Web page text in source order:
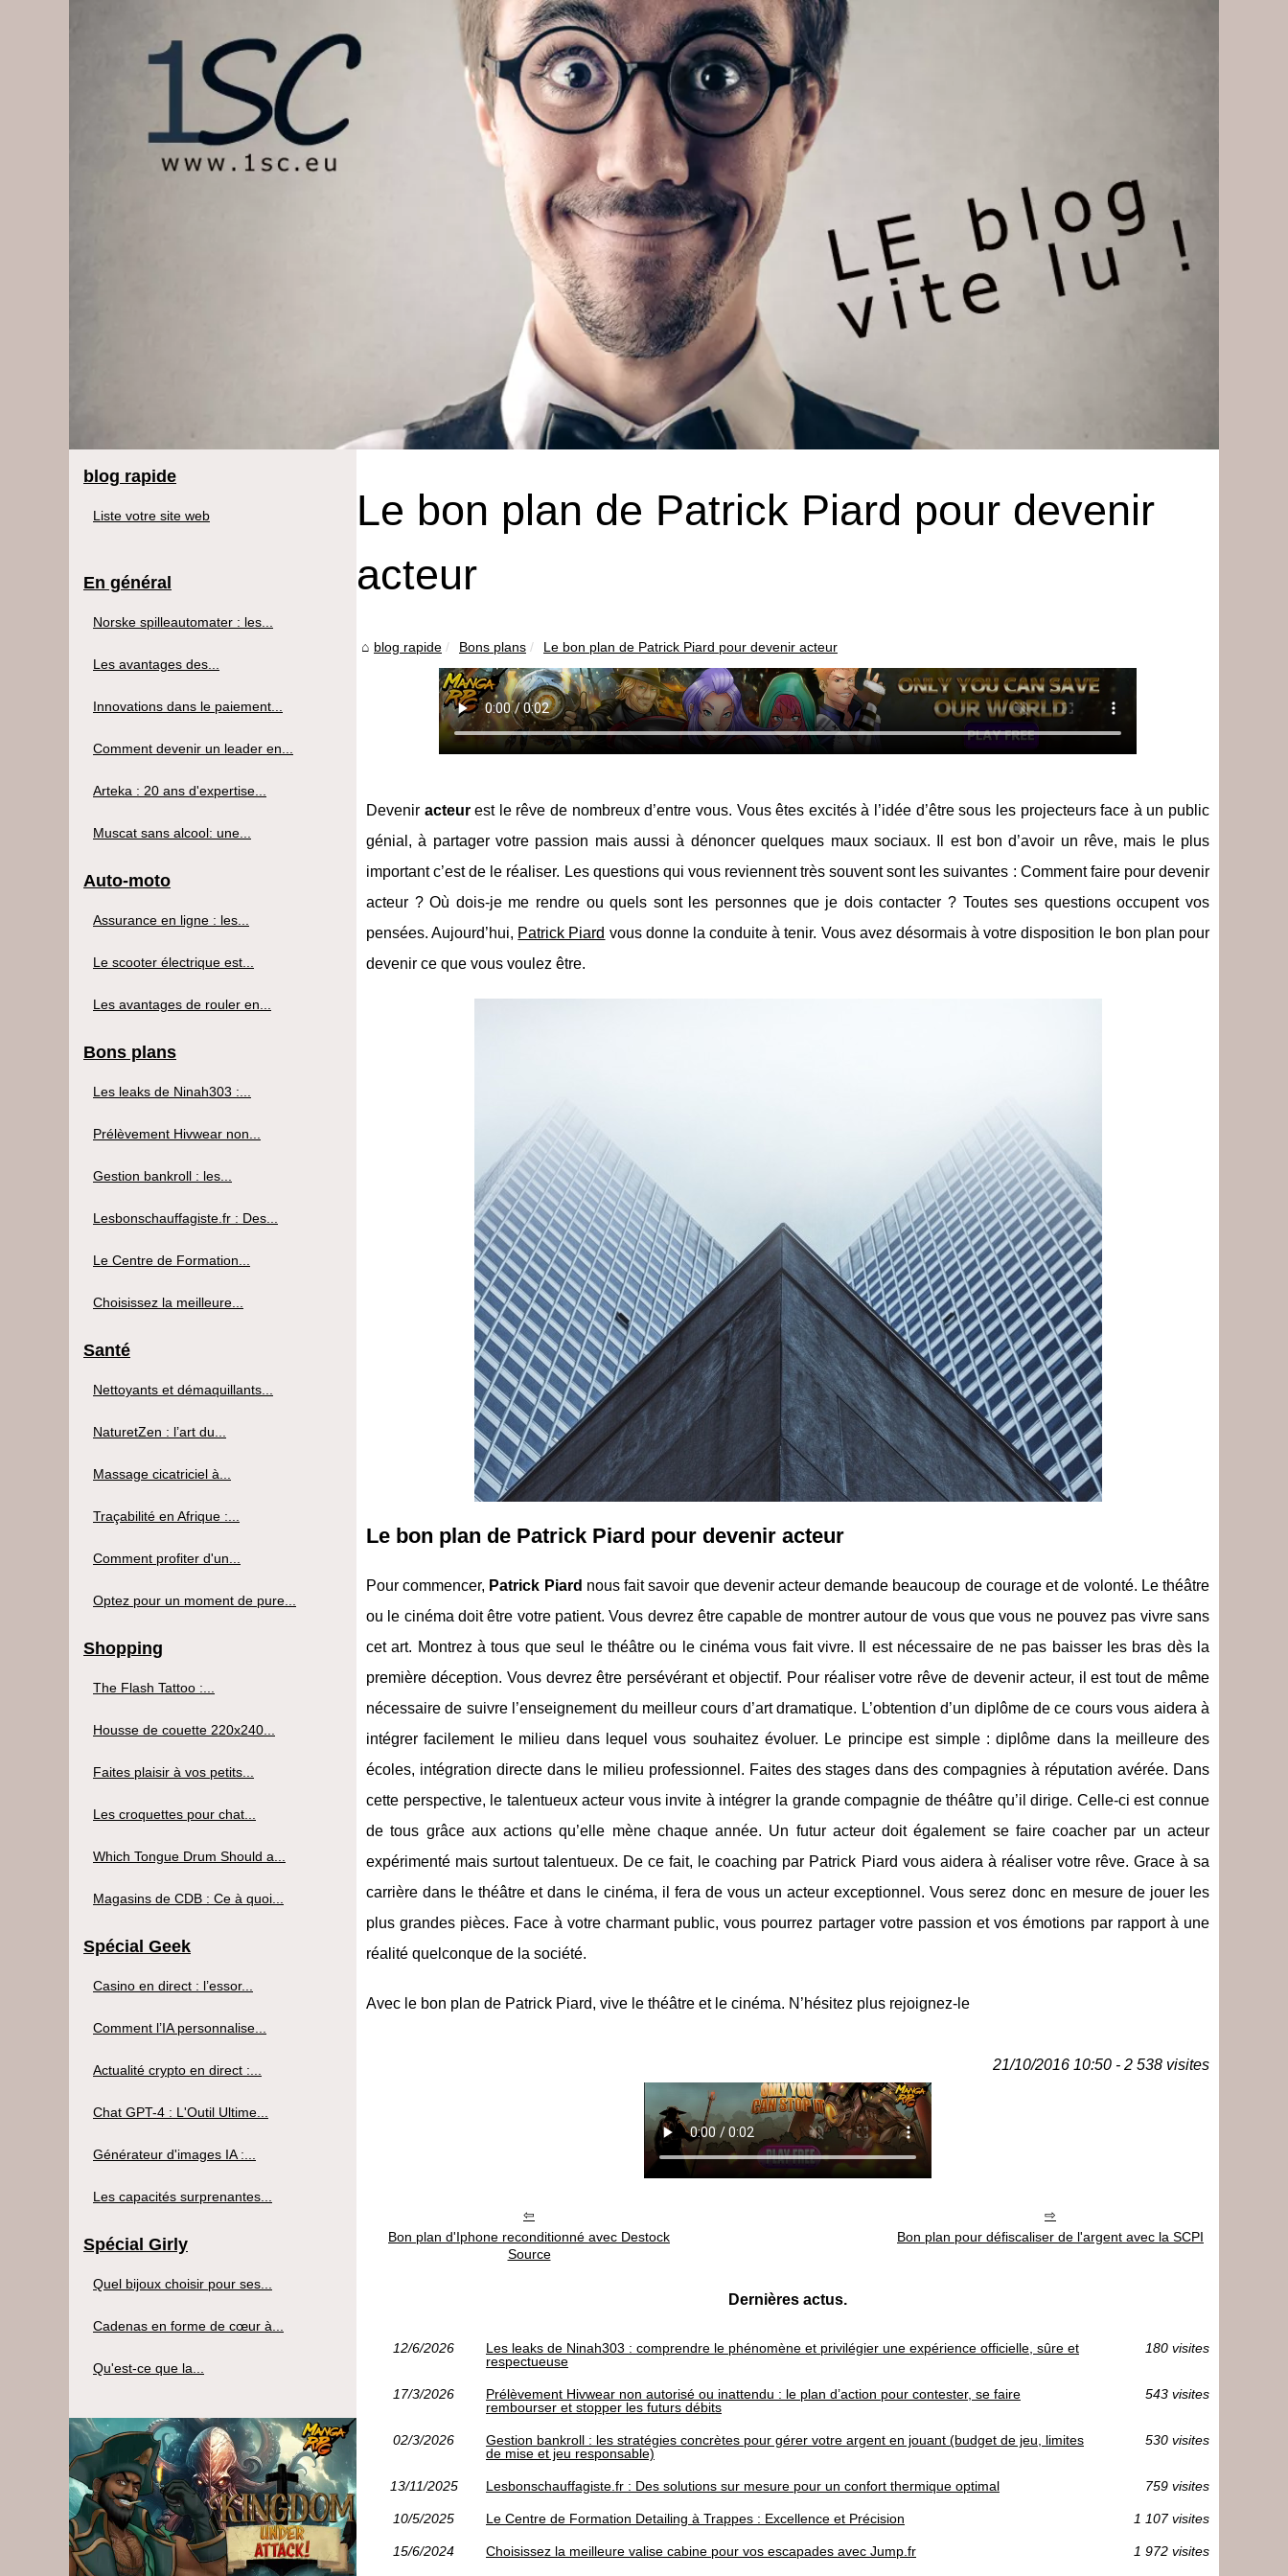
Le bon plan de Patrick Piard pour devenir
acteur
blog rapide Bons plans Le bon plan de Patrick Piard pour devenir acteur
Devenir acteurest le rêve de nombreux d’entre vous. Vous êtes excités à l’idée d’être sous les projecteurs face à un public
génial, à partager votre passion mais aussi à dénoncer quelques maux sociaux. Il est bon d’avoir un rêve, mais le plus
important c’est de le réaliser. Les questions qui vous reviennent très souvent sont les suivantes : Comment faire pour devenir
acteur ? Où dois-je me rendre ou quels sont les personnes que je dois contacter ? Toutes ses questions occupent vos
pensées. Aujourd’hui, Patrick Piard vous donne la conduite à tenir. Vous avez désormais à votre disposition le bon plan pour
devenir ce que vous voulez être.
Le bon plan de Patrick Piard pour devenir acteur
Pour commencer, Patrick Piard nous fait savoir que devenir acteur demande beaucoup de courage et de volonté. Le théâtre
ou le cinéma doit être votre patient. Vous devrez être capable de montrer autour de vous que vous ne pouvez pas vivre sans
cet art. Montrez à tous que seul le théâtre ou le cinéma vous fait vivre. Il est nécessaire de ne pas baisser les bras dès la
première déception. Vous devrez être persévérant et objectif. Pour réaliser votre rêve de devenir acteur, il est tout de même
nécessaire de suivre l’enseignement du meilleur cours d’art dramatique. L’obtention d’un diplôme de ce cours vous aidera à
intégrer facilement le milieu dans lequel vous souhaitez évoluer. Le principe est simple : diplôme dans la meilleure des
écoles, intégration directe dans le milieu professionnel. Faites des stages dans des compagnies à réputation avérée. Dans
cette perspective, le talentueux acteur vous invite à intégrer la grande compagnie de théâtre qu’il dirige. Celle-ci est connue
de tous grâce aux actions qu’elle mène chaque année. Un futur acteur doit également se faire coacher par un acteur
expérimenté mais surtout talentueux. De ce fait, le coaching par Patrick Piard vous aidera à réaliser votre rêve. Grace à sa
carrière dans le théâtre et dans le cinéma, il fera de vous un acteur exceptionnel. Vous serez donc en mesure de jouer les
plus grandes pièces. Face à votre charmant public, vous pourrez partager votre passion et vos émotions par rapport à une
réalité quelconque de la société.
Avec le bon plan de Patrick Piard, vive le théâtre et le cinéma. N’hésitez plus rejoignez-le
21/10/2016 10:50 - 2 538 visites
Bon plan d'Iphone reconditionné avec Destock
Source
Bon plan pour défiscaliser de l'argent avec la SCPI
Dernières actus.
12/6/2026
Les leaks de Ninah303 : comprendre le phénomène et privilégier une expérience officielle, sûre et
respectueuse
180 visites
17/3/2026
Prélèvement Hivwear non autorisé ou inattendu : le plan d’action pour contester, se faire
rembourser et stopper les futurs débits
543 visites
02/3/2026
Gestion bankroll : les stratégies concrètes pour gérer votre argent en jouant (budget de jeu, limites
de mise et jeu responsable)
530 visites
13/11/2025 Lesbonschauffagiste.fr : Des solutions sur mesure pour un confort thermique optimal 759 visites
10/5/2025 Le Centre de Formation Detailing à Trappes : Excellence et Précision 1 107 visites
15/6/2024 Choisissez la meilleure valise cabine pour vos escapades avec Jump.fr 1 972 visites
blog rapide
Liste votre site web
En général
Norske spilleautomater : les...
Les avantages des...
Innovations dans le paiement...
Comment devenir un leader en...
Arteka : 20 ans d'expertise...
Muscat sans alcool: une...
Auto-moto
Assurance en ligne : les...
Le scooter électrique est...
Les avantages de rouler en...
Bons plans
Les leaks de Ninah303 :...
Prélèvement Hivwear non...
Gestion bankroll : les...
Lesbonschauffagiste.fr : Des...
Le Centre de Formation...
Choisissez la meilleure...
Santé
Nettoyants et démaquillants...
NaturetZen : l’art du...
Massage cicatriciel à...
Traçabilité en Afrique :...
Comment profiter d'un...
Optez pour un moment de pure...
Shopping
The Flash Tattoo :...
Housse de couette 220x240...
Faites plaisir à vos petits...
Les croquettes pour chat...
Which Tongue Drum Should a...
Magasins de CDB : Ce à quoi...
Spécial Geek
Casino en direct : l’essor...
Comment l’IA personnalise...
Actualité crypto en direct :...
Chat GPT-4 : L'Outil Ultime...
Générateur d'images IA :...
Les capacités surprenantes...
Spécial Girly
Quel bijoux choisir pour ses...
Cadenas en forme de cœur à...
Qu'est-ce que la...